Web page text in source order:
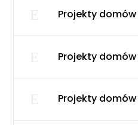
Projekty
Projekty
Projekty domów